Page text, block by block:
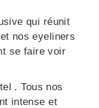
qui réunit
nos eyeliners
se faire voir
. Tous nos
intense et